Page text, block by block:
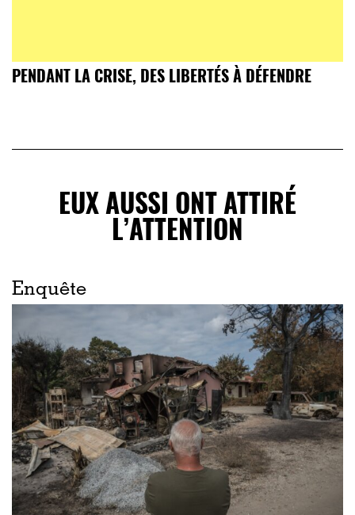
PENDANT LA CRISE, DES LIBERTÉS À DÉFENDRE
EUX AUSSI ONT ATTIRÉ
L’ATTENTION
Enquête